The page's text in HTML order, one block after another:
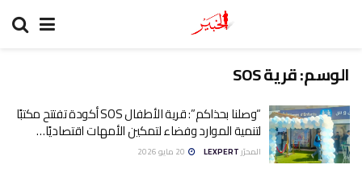
الوسم:قرية SOS
“وصلنا بحذاكم”: قرية الأطفال SOS أكودة تفتتح مكتبًا
لتنمية الموارد وفضاء لتمكين الأمهات اقتصاديًا…
المحرّرLEXPERT